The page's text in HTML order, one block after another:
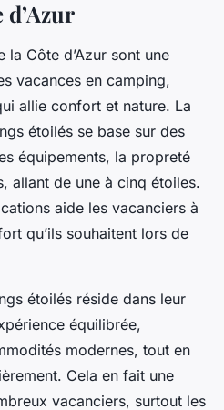
d’Azur
la Côte d’Azur sont une
vacances en camping,
allie confort et nature. La
étoilés se base sur des
équipements, la propreté
allant de une à cinq étoiles.
aide les vacanciers à
qu’ils souhaitent lors de
étoilés réside dans leur
équilibrée,
modernes, tout en
Cela en fait une
vacanciers, surtout les